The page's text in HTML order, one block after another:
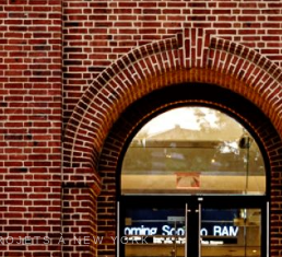
À NEW YORK